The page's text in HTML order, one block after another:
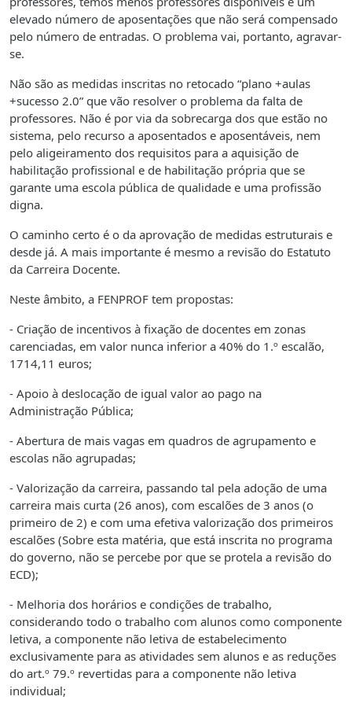
elevado número de aposentações que não será compensado
pelo número de entradas. O problema vai, portanto, agravar-
se.
Não são as medidas inscritas no retocado “plano +aulas
+sucesso 2.0” que vão resolver o problema da falta de
professores. Não é por via da sobrecarga dos que estão no
sistema, pelo recurso a aposentados e aposentáveis, nem
pelo aligeiramento dos requisitos para a aquisição de
habilitação profissional e de habilitação própria que se
garante uma escola pública de qualidade e uma profissão
digna.
O caminho certo é o da aprovação de medidas estruturais e
desde já. A mais importante é mesmo a revisão do Estatuto
da Carreira Docente.
Neste âmbito, a FENPROF tem propostas:
- Criação de incentivos à fixação de docentes em zonas
carenciadas, em valor nunca inferior a 40% do 1.º escalão,
1714,11 euros;
- Apoio à deslocação de igual valor ao pago na
Administração Pública;
- Abertura de mais vagas em quadros de agrupamento e
escolas não agrupadas;
- Valorização da carreira, passando tal pela adoção de uma
carreira mais curta (26 anos), com escalões de 3 anos (o
primeiro de 2) e com uma efetiva valorização dos primeiros
escalões (Sobre esta matéria, que está inscrita no programa
do governo, não se percebe por que se protela a revisão do
ECD);
- Melhoria dos horários e condições de trabalho,
considerando todo o trabalho com alunos como componente
letiva, a componente não letiva de estabelecimento
exclusivamente para as atividades sem alunos e as reduções
do art.º 79.º revertidas para a componente não letiva
individual;